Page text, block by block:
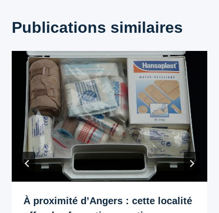
Publications similaires
À proximité d’Angers : cette localité